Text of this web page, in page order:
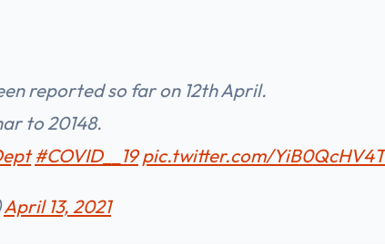
reported so far on 12th April.
to 20148.
#COVID__19 pic.twitter.com/YiB0QcHV4T
April 13, 2021